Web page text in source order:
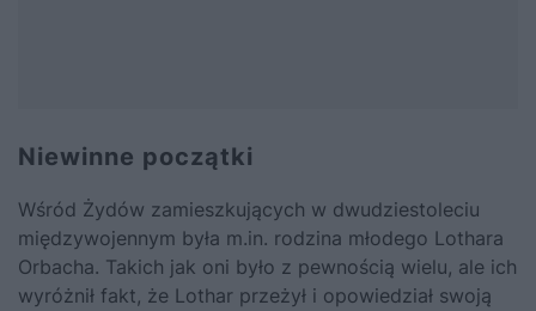
Niewinne początki
Wśród Żydów zamieszkujących w dwudziestoleciu
międzywojennym była m.in. rodzina młodego Lothara
Orbacha. Takich jak oni było z pewnością wielu, ale ich
wyróżnił fakt, że Lothar przeżył i opowiedział swoją